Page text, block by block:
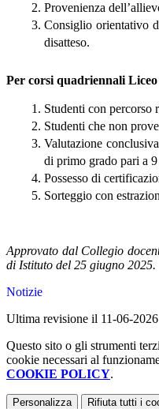
Provenienza
Consiglio orientativo
disatteso.
Per corsi quadriennali
Studenti con percorso
Studenti che non
Valutazione
di primo grado pari a
Possesso di
Sorteggio con
Approvato dal Collegio
di Istituto del 25 giugno 2025.
Notizie
Ultima revisione il 11-06-2026
Questo sito o gli strumenti
cookie necessari al
COOKIE POLICY.
Personalizza Rifiuta tutti i